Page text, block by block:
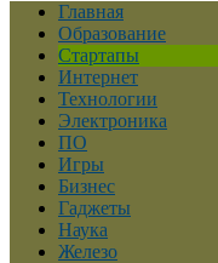
Главная
Образование
Стартапы
Интернет
Технологии
Электроника
ПО
Игры
Бизнес
Гаджеты
Наука
Железо